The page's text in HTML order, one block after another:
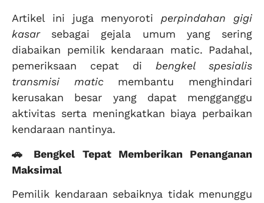
Artikel ini juga menyorotiperpindahan gigi
kasarsebagai gejala umum yang sering
diabaikan pemilik kendaraan matic. Padahal,
pemeriksaan cepat di bengkel spesialis
transmisi maticmembantu menghindari
kerusakan besar yang dapat mengganggu
aktivitas serta meningkatkan biaya perbaikan
kendaraan nantinya.
🚗 Bengkel Tepat Memberikan Penanganan
Maksimal
Pemilik kendaraan sebaiknya tidak menunggu